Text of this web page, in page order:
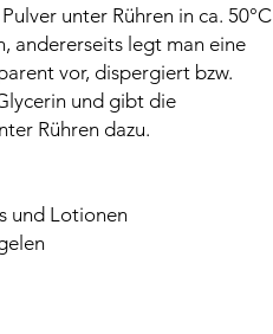
unter Rühren in ca. 50°C
andererseits legt man eine
vor, dispergiert bzw.
und gibt die
Rühren dazu.
und Lotionen